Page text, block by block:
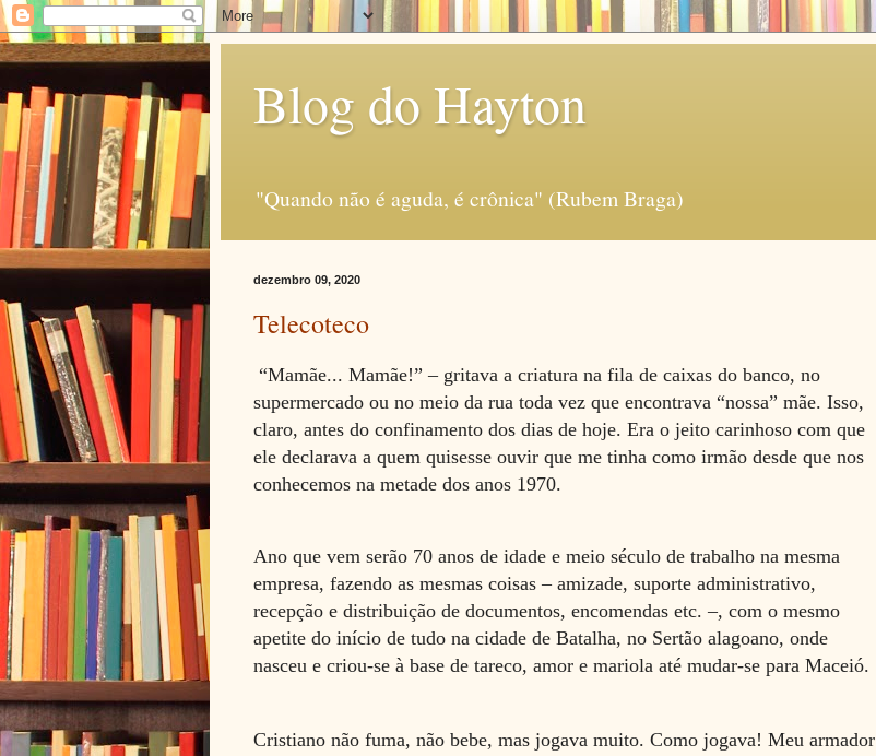
Blog do Hayton
"Quando não é aguda, é crônica" (Rubem Braga)
dezembro 09, 2020
Telecoteco
“Mamãe... Mamãe!” – gritava a criatura na fila de caixas do banco, no
supermercado ou no meio da rua toda vez que encontrava “nossa” mãe. Isso,
claro, antes do confinamento dos dias de hoje. Era o jeito carinhoso com que
ele declarava a quem quisesse ouvir que me tinha como irmão desde que nos
conhecemos na metade dos anos 1970.
Ano que vem serão 70 anos de idade e meio século de trabalho na mesma
empresa, fazendo as mesmas coisas – amizade, suporte administrativo,
recepção e distribuição de documentos, encomendas etc. –, com o mesmo
apetite do início de tudo na cidade de Batalha, no Sertão alagoano, onde
nasceu e criou-se à base de tareco, amor e mariola até mudar-se para Maceió.
Cristiano não fuma, não bebe, mas jogava muito. Como jogava! Meu armador